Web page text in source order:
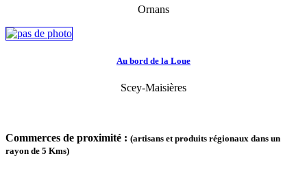
Ornans
Au bord de la Loue
Scey-Maisières
Commerces de proximité : (artisans et produits régionaux dans un
rayon de 5 Kms)